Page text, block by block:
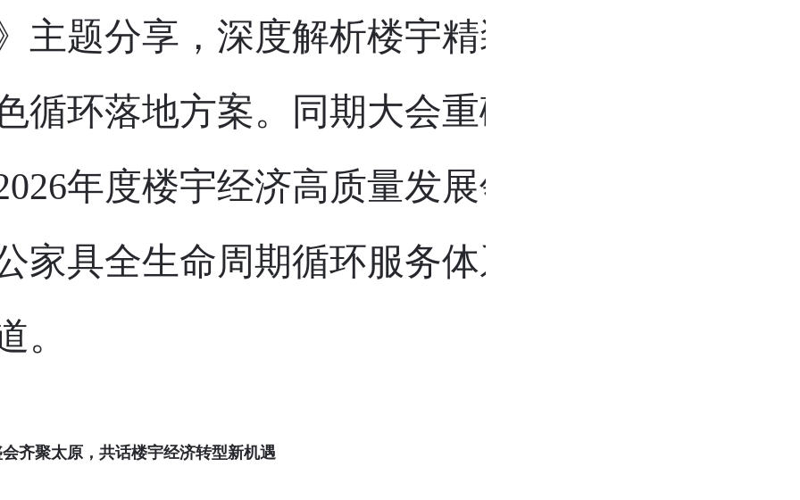
主题分享，深度解析楼宇精装交付资产降本增
循环落地方案。同期大会重磅荣誉公布，第二
年度楼宇经济高质量发展领军企业，凭借成
家具全生命周期循环服务体系，持续领跑行业
。
齐聚太原，共话楼宇经济转型新机遇